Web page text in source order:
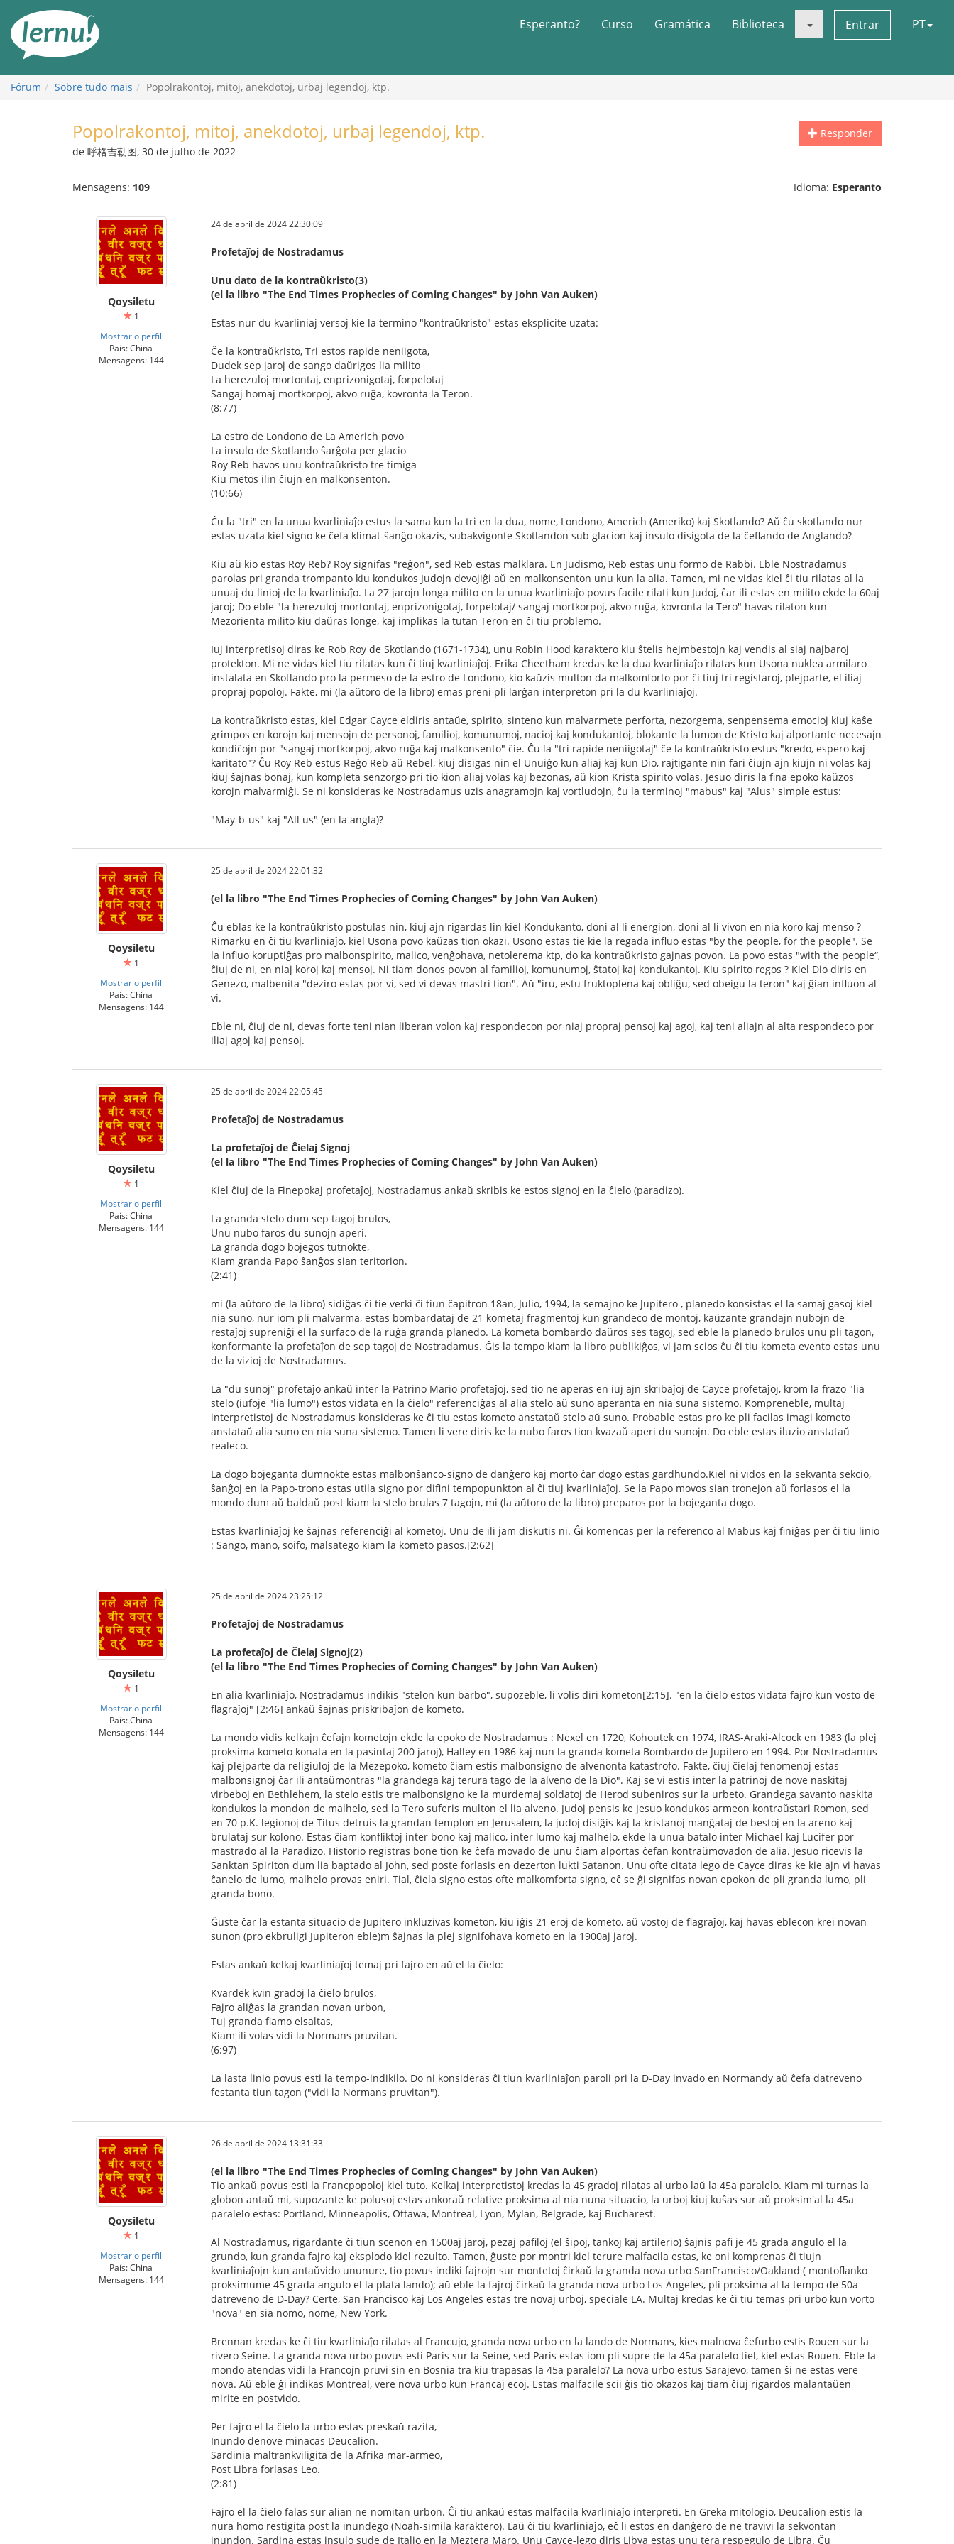
conteúdo
Esperanto? Curso Gramática Biblioteca Entrar PT
Fórum Sobre tudo mais Popolrakontoj, mitoj, anekdotoj, urbaj legendoj, ktp.
Responder
Popolrakontoj, mitoj, anekdotoj, urbaj legendoj, ktp.
de 呼格吉勒图, 30 de julho de 2022
Mensagens: 109 Idioma: Esperanto
Qoysiletu
1
Mostrar o perfil
País: China
Mensagens: 144
24 de abril de 2024 22:30:09
Profetaĵoj de Nostradamus
Unu dato de la kontraŭkristo(3)
(el la libro "The End Times Prophecies of Coming Changes" by John Van Auken)
Estas nur du kvarliniaj versoj kie la termino "kontraŭkristo" estas eksplicite uzata:
Ĉe la kontraŭkristo, Tri estos rapide neniigota,
Dudek sep jaroj de sango daŭrigos lia milito
La herezuloj mortontaj, enprizonigotaj, forpelotaj
Sangaj homaj mortkorpoj, akvo ruĝa, kovronta la Teron.
(8:77)
La estro de Londono de La Americh povo
La insulo de Skotlando ŝarĝota per glacio
Roy Reb havos unu kontraŭkristo tre timiga
Kiu metos ilin ĉiujn en malkonsenton.
(10:66)
Ĉu la "tri" en la unua kvarliniaĵo estus la sama kun la tri en la dua, nome, Londono, Americh (Ameriko) kaj Skotlando? Aŭ ĉu skotlando nur
estas uzata kiel signo ke ĉefa klimat-ŝanĝo okazis, subakvigonte Skotlandon sub glacion kaj insulo disigota de la ĉeflando de Anglando?
Kiu aŭ kio estas Roy Reb? Roy signifas "reĝon", sed Reb estas malklara. En Judismo, Reb estas unu formo de Rabbi. Eble Nostradamus
parolas pri granda trompanto kiu kondukos Judojn devojiĝi aŭ en malkonsenton unu kun la alia. Tamen, mi ne vidas kiel ĉi tiu rilatas al la
unuaj du linioj de la kvarliniaĵo. La 27 jarojn longa milito en la unua kvarliniaĵo povus facile rilati kun Judoj, ĉar ili estas en milito ekde la 60aj
jaroj; Do eble "la herezuloj mortontaj, enprizonigotaj, forpelotaj/ sangaj mortkorpoj, akvo ruĝa, kovronta la Tero" havas rilaton kun
Mezorienta milito kiu daŭras longe, kaj implikas la tutan Teron en ĉi tiu problemo.
Iuj interpretisoj diras ke Rob Roy de Skotlando (1671-1734), unu Robin Hood karaktero kiu ŝtelis hejmbestojn kaj vendis al siaj najbaroj
protekton. Mi ne vidas kiel tiu rilatas kun ĉi tiuj kvarliniaĵoj. Erika Cheetham kredas ke la dua kvarliniaĵo rilatas kun Usona nuklea armilaro
instalata en Skotlando pro la permeso de la estro de Londono, kio kaŭzis multon da malkomforto por ĉi tiuj tri registaroj, plejparte, el iliaj
propraj popoloj. Fakte, mi (la aŭtoro de la libro) emas preni pli larĝan interpreton pri la du kvarliniaĵoj.
La kontraŭkristo estas, kiel Edgar Cayce eldiris antaŭe, spirito, sinteno kun malvarmete perforta, nezorgema, senpensema emocioj kiuj kaŝe
grimpos en korojn kaj mensojn de personoj, familioj, komunumoj, nacioj kaj kondukantoj, blokante la lumon de Kristo kaj alportante necesajn
kondiĉojn por "sangaj mortkorpoj, akvo ruĝa kaj malkonsento" ĉie. Ĉu la "tri rapide neniigotaj" ĉe la kontraŭkristo estus "kredo, espero kaj
karitato"? Ĉu Roy Reb estus Reĝo Reb aŭ Rebel, kiuj disigas nin el Unuiĝo kun aliaj kaj kun Dio, rajtigante nin fari ĉiujn ajn kiujn ni volas kaj
kiuj ŝajnas bonaj, kun kompleta senzorgo pri tio kion aliaj volas kaj bezonas, aŭ kion Krista spirito volas. Jesuo diris la fina epoko kaŭzos
korojn malvarmiĝi. Se ni konsideras ke Nostradamus uzis anagramojn kaj vortludojn, ĉu la terminoj "mabus" kaj "Alus" simple estus:
"May-b-us" kaj "All us" (en la angla)?
Qoysiletu
1
Mostrar o perfil
País: China
Mensagens: 144
25 de abril de 2024 22:01:32
(el la libro "The End Times Prophecies of Coming Changes" by John Van Auken)
Ĉu eblas ke la kontraŭkristo postulas nin, kiuj ajn rigardas lin kiel Kondukanto, doni al li energion, doni al li vivon en nia koro kaj menso ?
Rimarku en ĉi tiu kvarliniaĵo, kiel Usona povo kaŭzas tion okazi. Usono estas tie kie la regada influo estas "by the people, for the people". Se
la influo koruptiĝas pro malbonspirito, malico, venĝohava, netolerema ktp, do ka kontraŭkristo gajnas povon. La povo estas "with the people“,
ĉiuj de ni, en niaj koroj kaj mensoj. Ni tiam donos povon al familioj, komunumoj, ŝtatoj kaj kondukantoj. Kiu spirito regos ? Kiel Dio diris en
Genezo, malbenita "deziro estas por vi, sed vi devas mastri tion". Aŭ "iru, estu fruktoplena kaj obliĝu, sed obeigu la teron" kaj ĝian influon al
vi.
Eble ni, ĉiuj de ni, devas forte teni nian liberan volon kaj respondecon por niaj propraj pensoj kaj agoj, kaj teni aliajn al alta respondeco por
iliaj agoj kaj pensoj.
Qoysiletu
1
Mostrar o perfil
País: China
Mensagens: 144
25 de abril de 2024 22:05:45
Profetaĵoj de Nostradamus
La profetaĵoj de Ĉielaj Signoj
(el la libro "The End Times Prophecies of Coming Changes" by John Van Auken)
Kiel ĉiuj de la Finepokaj profetaĵoj, Nostradamus ankaŭ skribis ke estos signoj en la ĉielo (paradizo).
La granda stelo dum sep tagoj brulos,
Unu nubo faros du sunojn aperi.
La granda dogo bojegos tutnokte,
Kiam granda Papo ŝanĝos sian teritorion.
(2:41)
mi (la aŭtoro de la libro) sidiĝas ĉi tie verki ĉi tiun ĉapitron 18an, Julio, 1994, la semajno ke Jupitero , planedo konsistas el la samaj gasoj kiel
nia suno, nur iom pli malvarma, estas bombardataj de 21 kometaj fragmentoj kun grandeco de montoj, kaŭzante grandajn nubojn de
restaĵoj supreniĝi el la surfaco de la ruĝa granda planedo. La kometa bombardo daŭros ses tagoj, sed eble la planedo brulos unu pli tagon,
konformante la profetaĵon de sep tagoj de Nostradamus. Ĝis la tempo kiam la libro publikiĝos, vi jam scios ĉu ĉi tiu kometa evento estas unu
de la vizioj de Nostradamus.
La "du sunoj" profetaĵo ankaŭ inter la Patrino Mario profetaĵoj, sed tio ne aperas en iuj ajn skribaĵoj de Cayce profetaĵoj, krom la frazo "lia
stelo (iufoje "lia lumo") estos vidata en la ĉielo" referenciĝas al alia stelo aŭ suno aperanta en nia suna sistemo. Kompreneble, multaj
interpretistoj de Nostradamus konsideras ke ĉi tiu estas kometo anstataŭ stelo aŭ suno. Probable estas pro ke pli facilas imagi kometo
anstataŭ alia suno en nia suna sistemo. Tamen li vere diris ke la nubo faros tion kvazaŭ aperi du sunojn. Do eble estas iluzio anstataŭ
realeco.
La dogo bojeganta dumnokte estas malbonŝanco-signo de danĝero kaj morto ĉar dogo estas gardhundo.Kiel ni vidos en la sekvanta sekcio,
ŝanĝoj en la Papo-trono estas utila signo por difini tempopunkton al ĉi tiuj kvarliniaĵoj. Se la Papo movos sian tronejon aŭ forlasos el la
mondo dum aŭ baldaŭ post kiam la stelo brulas 7 tagojn, mi (la aŭtoro de la libro) preparos por la bojeganta dogo.
Estas kvarliniaĵoj ke ŝajnas referenciĝi al kometoj. Unu de ili jam diskutis ni. Ĝi komencas per la referenco al Mabus kaj finiĝas per ĉi tiu linio
: Sango, mano, soifo, malsatego kiam la kometo pasos.[2:62]
Qoysiletu
1
Mostrar o perfil
País: China
Mensagens: 144
25 de abril de 2024 23:25:12
Profetaĵoj de Nostradamus
La profetaĵoj de Ĉielaj Signoj(2)
(el la libro "The End Times Prophecies of Coming Changes" by John Van Auken)
En alia kvarliniaĵo, Nostradamus indikis "stelon kun barbo", supozeble, li volis diri kometon[2:15]. "en la ĉielo estos vidata fajro kun vosto de
flagraĵoj" [2:46] ankaŭ ŝajnas priskribaĵon de kometo.
La mondo vidis kelkajn ĉefajn kometojn ekde la epoko de Nostradamus : Nexel en 1720, Kohoutek en 1974, IRAS-Araki-Alcock en 1983 (la plej
proksima kometo konata en la pasintaj 200 jaroj), Halley en 1986 kaj nun la granda kometa Bombardo de Jupitero en 1994. Por Nostradamus
kaj plejparte da religiuloj de la Mezepoko, kometo ĉiam estis malbonsigno de alvenonta katastrofo. Fakte, ĉiuj ĉielaj fenomenoj estas
malbonsignoj ĉar ili antaŭmontras "la grandega kaj terura tago de la alveno de la Dio". Kaj se vi estis inter la patrinoj de nove naskitaj
virbeboj en Bethlehem, la stelo estis tre malbonsigno ke la murdemaj soldatoj de Herod subeniros sur la urbeto. Grandega savanto naskita
kondukos la mondon de malhelo, sed la Tero suferis multon el lia alveno. Judoj pensis ke Jesuo kondukos armeon kontraŭstari Romon, sed
en 70 p.K. legionoj de Titus detruis la grandan templon en Jerusalem, la judoj disiĝis kaj la kristanoj manĝataj de bestoj en la areno kaj
brulataj sur kolono. Estas ĉiam konfliktoj inter bono kaj malico, inter lumo kaj malhelo, ekde la unua batalo inter Michael kaj Lucifer por
mastrado al la Paradizo. Historio registras bone tion ke ĉefa movado de unu ĉiam alportas ĉefan kontraŭmovadon de alia. Jesuo ricevis la
Sanktan Spiriton dum lia baptado al John, sed poste forlasis en dezerton lukti Satanon. Unu ofte citata lego de Cayce diras ke kie ajn vi havas
ĉanelo de lumo, malhelo provas eniri. Tial, ĉiela signo estas ofte malkomforta signo, eĉ se ĝi signifas novan epokon de pli granda lumo, pli
granda bono.
Ĝuste ĉar la estanta situacio de Jupitero inkluzivas kometon, kiu iĝis 21 eroj de kometo, aŭ vostoj de flagraĵoj, kaj havas eblecon krei novan
sunon (pro ekbruligi Jupiteron eble)m ŝajnas la plej signifohava kometo en la 1900aj jaroj.
Estas ankaŭ kelkaj kvarliniaĵoj temaj pri fajro en aŭ el la ĉielo:
Kvardek kvin gradoj la ĉielo brulos,
Fajro aliĝas la grandan novan urbon,
Tuj granda flamo elsaltas,
Kiam ili volas vidi la Normans pruvitan.
(6:97)
La lasta linio povus esti la tempo-indikilo. Do ni konsideras ĉi tiun kvarliniaĵon paroli pri la D-Day invado en Normandy aŭ ĉefa datreveno
festanta tiun tagon ("vidi la Normans pruvitan").
Qoysiletu
1
Mostrar o perfil
País: China
Mensagens: 144
26 de abril de 2024 13:31:33
(el la libro "The End Times Prophecies of Coming Changes" by John Van Auken)
Tio ankaŭ povus esti la Francpopoloj kiel tuto. Kelkaj interpretistoj kredas la 45 gradoj rilatas al urbo laŭ la 45a paralelo. Kiam mi turnas la
globon antaŭ mi, supozante ke polusoj estas ankoraŭ relative proksima al nia nuna situacio, la urboj kiuj kuŝas sur aŭ proksim'al la 45a
paralelo estas: Portland, Minneapolis, Ottawa, Montreal, Lyon, Mylan, Belgrade, kaj Bucharest.
Al Nostradamus, rigardante ĉi tiun scenon en 1500aj jaroj, pezaj pafiloj (el ŝipoj, tankoj kaj artilerio) ŝajnis pafi je 45 grada angulo el la
grundo, kun granda fajro kaj eksplodo kiel rezulto. Tamen, ĝuste por montri kiel terure malfacila estas, ke oni komprenas ĉi tiujn
kvarliniaĵojn kun antaŭvido ununure, tio povus indiki fajrojn sur montetoj ĉirkaŭ la granda nova urbo SanFrancisco/Oakland ( montoflanko
proksimume 45 grada angulo el la plata lando); aŭ eble la fajroj ĉirkaŭ la granda nova urbo Los Angeles, pli proksima al la tempo de 50a
datreveno de D-Day? Certe, San Francisco kaj Los Angeles estas tre novaj urboj, speciale LA. Multaj kredas ke ĉi tiu temas pri urbo kun vorto
"nova" en sia nomo, nome, New York.
Brennan kredas ke ĉi tiu kvarliniaĵo rilatas al Francujo, granda nova urbo en la lando de Normans, kies malnova ĉefurbo estis Rouen sur la
rivero Seine. La granda nova urbo povus esti Paris sur la Seine, sed Paris estas iom pli supre de la 45a paralelo tiel, kiel estas Rouen. Eble la
mondo atendas vidi la Francojn pruvi sin en Bosnia tra kiu trapasas la 45a paralelo? La nova urbo estus Sarajevo, tamen ŝi ne estas vere
nova. Aŭ eble ĝi indikas Montreal, vere nova urbo kun Francaj ecoj. Estas malfacile scii ĝis tio okazos kaj tiam ĉiuj rigardos malantaŭen
mirite en postvido.
Per fajro el la ĉielo la urbo estas preskaŭ razita,
Inundo denove minacas Deucalion.
Sardinia maltrankviligita de la Afrika mar-armeo,
Post Libra forlasas Leo.
(2:81)
Fajro el la ĉielo falas sur alian ne-nomitan urbon. Ĉi tiu ankaŭ estas malfacila kvarliniaĵo interpreti. En Greka mitologio, Deucalion estis la
nura homo restigita post la inundego (Noah-simila karaktero). Laŭ ĉi tiu kvarliniaĵo, eĉ li estos en danĝero de ne travivi la sekvontan
inundon. Sardina estas insulo sude de Italio en la Meztera Maro. Unu Cayce-lego diris Libya estas unu tera respegulo de Libra. Ĉu